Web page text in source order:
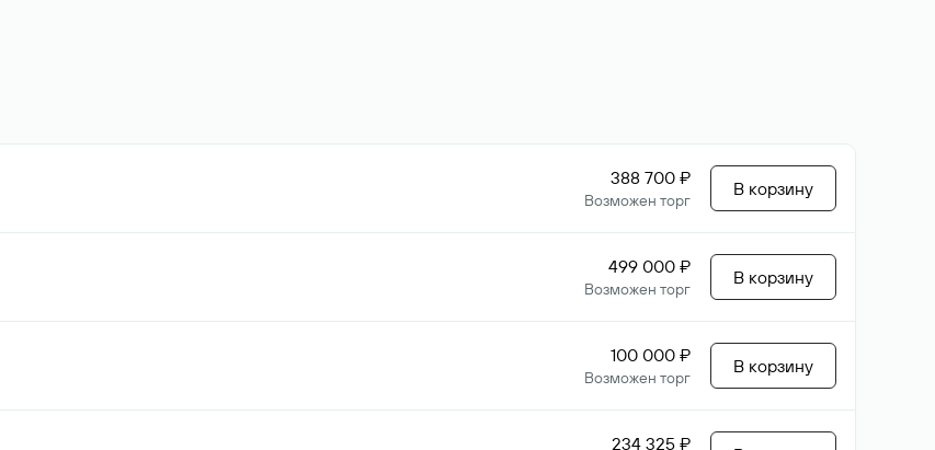
388 700 ₽
Возможен торг
В корзину
499 000 ₽
Возможен торг
В корзину
100 000 ₽
Возможен торг
В корзину
234 325 ₽